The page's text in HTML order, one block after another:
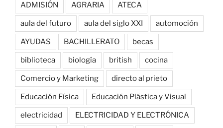
ADMISIÓN AGRARIA ATECA
aula del futuro aula del siglo XXI automoción
AYUDAS BACHILLERATO becas
biblioteca biología british cocina
Comercio y Marketing directo al prieto
Educación Física Educación Plástica y Visual
electricidad ELECTRICIDAD Y ELECTRÓNICA